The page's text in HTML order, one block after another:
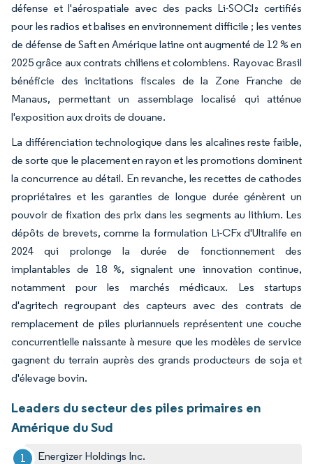
défense et l'aérospatiale avec des packs Li-SOCl₂ certifiés
pour les radios et balises en environnement difficile ; les ventes
de défense de Saft en Amérique latine ont augmenté de 12 % en
2025 grâce aux contrats chiliens et colombiens. Rayovac Brasil
bénéficie des incitations fiscales de la Zone Franche de
Manaus, permettant un assemblage localisé qui atténue
l'exposition aux droits de douane.
La différenciation technologique dans les alcalines reste faible,
de sorte que le placement en rayon et les promotions dominent
la concurrence au détail. En revanche, les recettes de cathodes
propriétaires et les garanties de longue durée génèrent un
pouvoir de fixation des prix dans les segments au lithium. Les
dépôts de brevets, comme la formulation Li-CFx d'Ultralife en
2024 qui prolonge la durée de fonctionnement des
implantables de 18 %, signalent une innovation continue,
notamment pour les marchés médicaux. Les startups
d'agritech regroupant des capteurs avec des contrats de
remplacement de piles pluriannuels représentent une couche
concurrentielle naissante à mesure que les modèles de service
gagnent du terrain auprès des grands producteurs de soja et
d'élevage bovin.
Leaders du secteur des piles primaires en
Amérique du Sud
Energizer Holdings Inc.